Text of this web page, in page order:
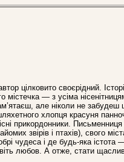
цілковито своєрідний.
містечка — з усіма
але ніколи не
хлопця красуня
прикордонники.
звірів і птахів), свого
чудеса і де будь-яка
любов. А отже, стати